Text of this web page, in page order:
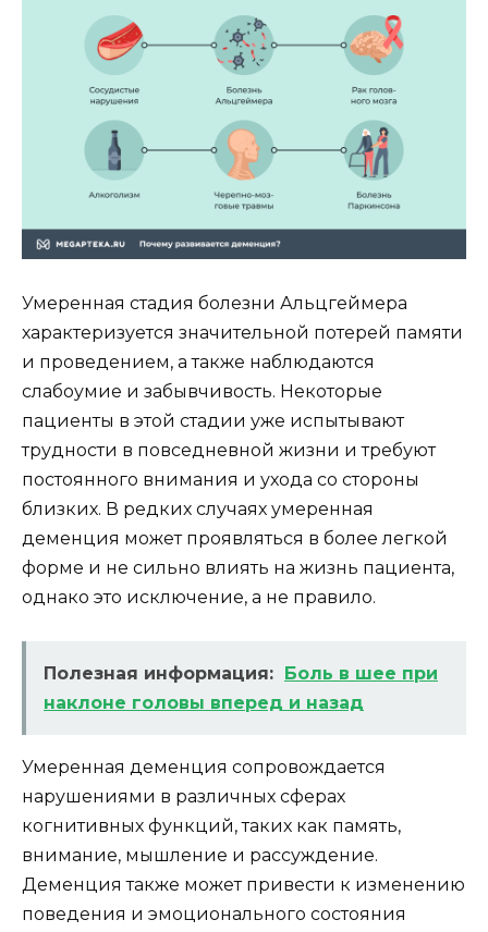
Умеренная стадия болезни Альцгеймера
характеризуется значительной потерей памяти
и проведением, а также наблюдаются
слабоумие и забывчивость. Некоторые
пациенты в этой стадии уже испытывают
трудности в повседневной жизни и требуют
постоянного внимания и ухода со стороны
близких. В редких случаях умеренная
деменция может проявляться в более легкой
форме и не сильно влиять на жизнь пациента,
однако это исключение, а не правило.
Полезная информация:
Боль в шее при
наклоне головы вперед и назад
Умеренная деменция сопровождается
нарушениями в различных сферах
когнитивных функций, таких как память,
внимание, мышление и рассуждение.
Деменция также может привести к изменению
поведения и эмоционального состояния